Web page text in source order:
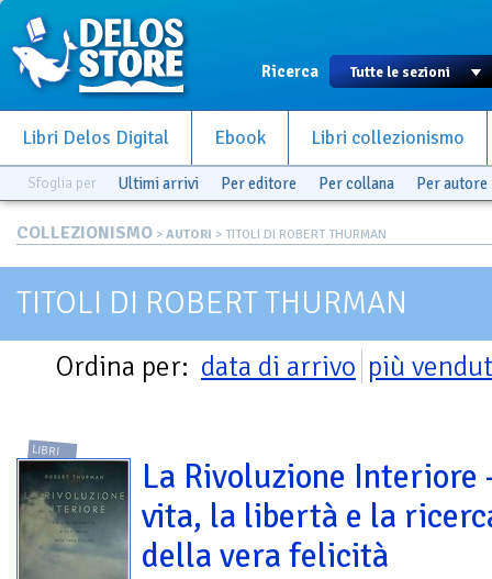
Ricerca
Libri Delos Digital Ebook Libri collezionismo
Sfoglia per Ultimi arrivi Per editore Per collana Per autore
COLLEZIONISMO > AUTORI > TITOLI DI ROBERT THURMAN
TITOLI DI ROBERT THURMAN
Ordina per: data di arrivo più
LIBRI
La Rivoluzione Interiore
vita, la libertà e la
della vera felicità